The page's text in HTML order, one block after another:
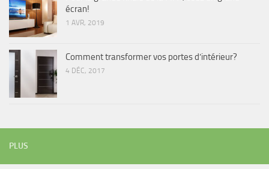
écran!
1 AVR, 2019
Comment transformer vos portes d’intérieur?
4 DÉC, 2017
PLUS